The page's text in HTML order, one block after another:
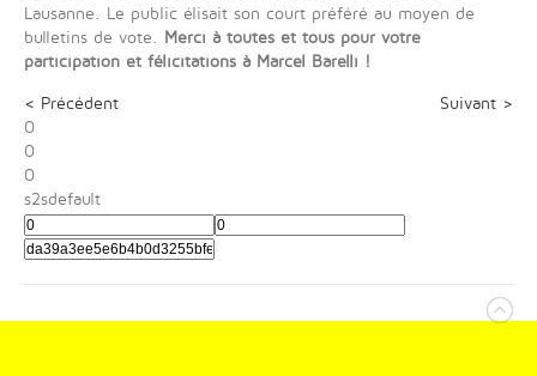
Lausanne. Le public élisait son court préféré au moyen de
bulletins de vote. Merci à toutes et tous pour votre
participation et félicitations à Marcel Barelli !
< Précédent
Suivant >
0
0
0
s2sdefault